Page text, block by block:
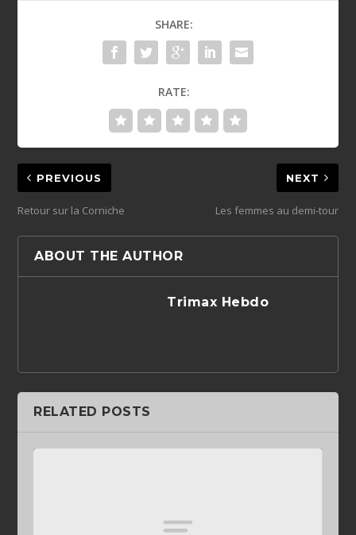
SHARE:
RATE:
PREVIOUS
Retour sur la Corniche
NEXT
Les femmes au demi-tour
ABOUT THE AUTHOR
Trimax Hebdo
RELATED POSTS